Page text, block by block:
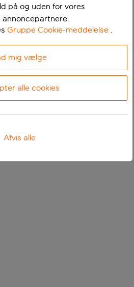
på og uden for vores
annoncepartnere.
Gruppe Cookie-meddelelse .
mig vælge
alle cookies
Afvis alle